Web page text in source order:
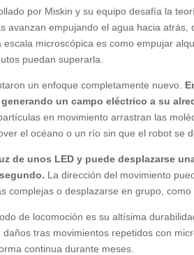
por Miskin y su equipo desafía la
avanzan empujando el agua hacia
microscópica es como empujar
puedan superarla.
un enfoque completamente nuevo.
un campo eléctrico a su
en movimiento arrastran las
el océano o un río sin que el robot se
de unos LED y puede desplazarse
La dirección del movimiento
complejas o desplazarse en grupo, como
de locomoción es su altísima
tras movimientos repetidos con
continua durante meses.